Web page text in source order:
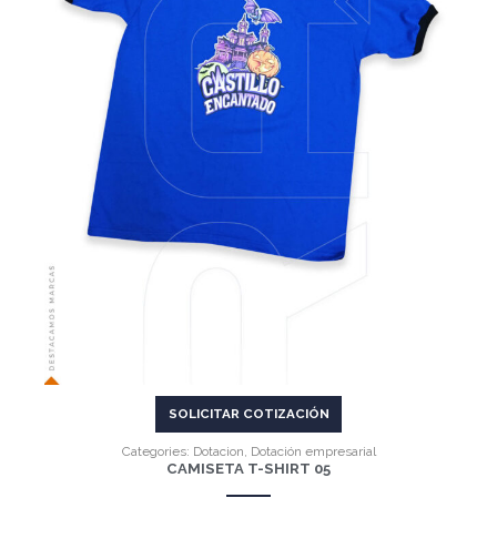
VER MÁS
SOLICITAR COTIZACIÓN
Categories: Dotacion, Dotación empresarial
CAMISETA T-SHIRT 05